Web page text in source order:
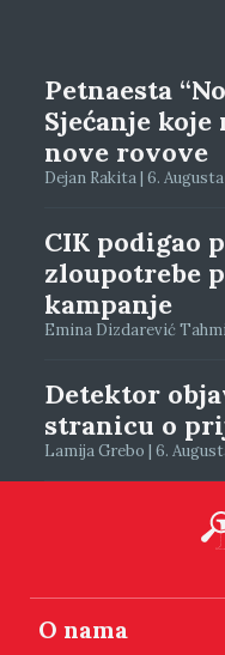
Petnaesta
Sjećanje
nove rovove
Dejan Rakita | 6. Augusta
CIK podigao
zloupotrebe
kampanje
Emina Dizdarević
Detektor
stranicu o
Lamija Grebo | 6.
O nama